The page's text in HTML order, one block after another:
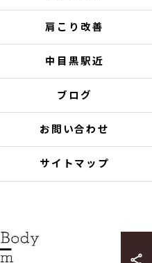
肩こり改善
中目黒駅近
ブログ
お問い合わせ
サイトマップ